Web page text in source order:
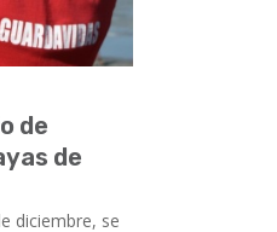
de
de
diciembre, se